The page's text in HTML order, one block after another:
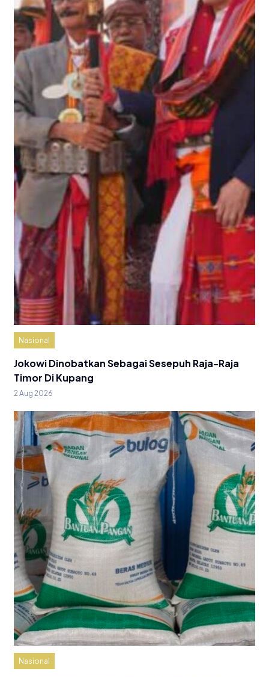
Nasional
Jokowi Dinobatkan Sebagai Sesepuh Raja-Raja
Timor Di Kupang
2 Aug 2026
Nasional